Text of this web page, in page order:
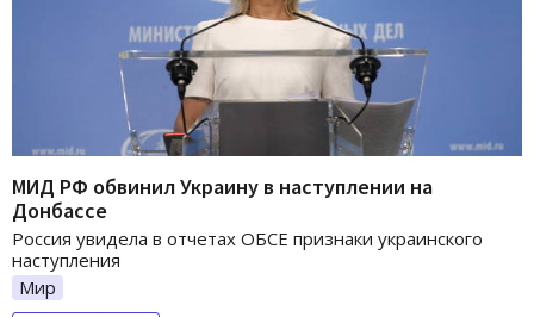
МИД РФ обвинил Украину в наступлении на
Донбассе
Россия увидела в отчетах ОБСЕ признаки украинского
наступления
Мир